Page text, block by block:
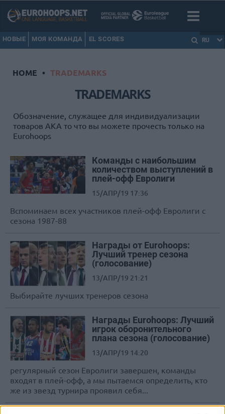
НОВЫЕ МОЯ КОМАНДА EL SCORES RU
HOME • TRADEMARKS
TRADEMARKS
Обозначение, служащее для индивидуализации
товаров АКА то что вы можете прочесть только на
Eurohoops
Команды с наибольшим
количеством выступлений в
плей-офф Евролиги
15/АПР/19 17:36
Вспоминаем всех участников плей-офф Евролиги с
сезона 1987-88
Награды от Eurohoops:
Лучший тренер сезона
(голосование)
13/АПР/19 21:21
Выбирайте лучших тренеров сезона
Награды Eurohoops: Лучший
игрок оборонительного
плана сезона (голосование)
13/АПР/19 14:20
регулярный сезон Евролиги завершен, команды
входят в плей-офф, а мы пытаемся определить, кто
же из звезд турнира проявил себя...